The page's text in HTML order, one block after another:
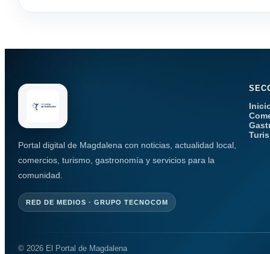
Portal digital de Magdalena con noticias, actualidad local,
comercios, turismo, gastronomía y servicios para la
comunidad.
RED DE MEDIOS · GRUPO TECNOCOM
© 2026 El Portal de Magdalena